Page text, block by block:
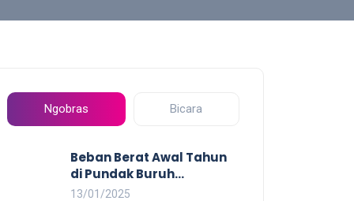
Ngobras Bicara
Beban Berat Awal Tahun
di Pundak Buruh
Perempuan: Kenaikan
13/01/2025